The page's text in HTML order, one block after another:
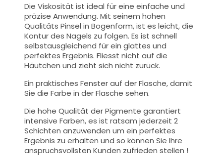
Die Viskosität ist ideal für eine einfache und
präzise Anwendung.Mit seinem hohen
QualitätsPinsel in Bogenform, ist es leicht, die
Kontur des Nagels zu folgen. Es ist schnell
selbstausgleichend für ein glattes und
perfektes Ergebnis. Fliesst nicht auf die
Häutchen und zieht sich nicht zurück.
Ein praktisches Fenster auf der Flasche, damit
Sie die Farbe in der Flasche sehen.
Die hohe Qualität der Pigmente garantiert
intensive Farben, es ist ratsam jederzeit 2
Schichten anzuwenden um ein perfektes
Ergebnis zu erhalten und so können Sie Ihre
anspruchsvollsten Kunden zufrieden stellen !